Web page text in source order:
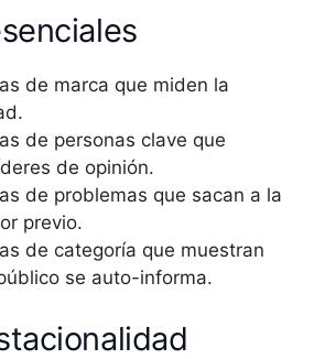
de marca que miden la
de personas clave que
de opinión.
de problemas que sacan a la
previo.
de categoría que muestran
se auto-informa.